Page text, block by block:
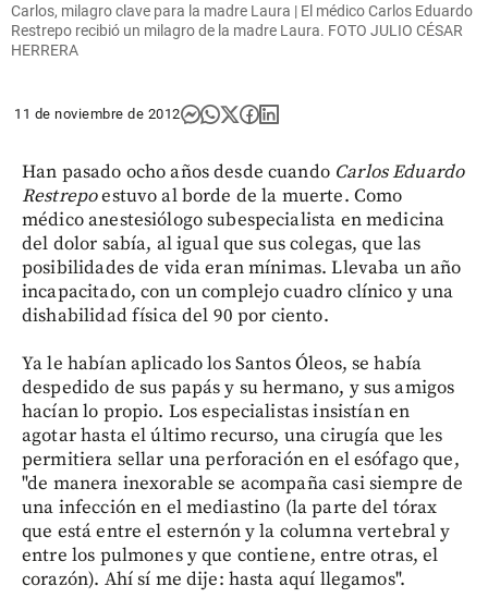
Carlos, milagro clave para la madre Laura | El médico Carlos Eduardo
Restrepo recibió un milagro de la madre Laura. FOTO JULIO CÉSAR
HERRERA
11 de noviembre de 2012
Han pasado ocho años desde cuando Carlos Eduardo
Restrepoestuvo al borde de la muerte. Como
médico anestesiólogo subespecialista en medicina
del dolor sabía, al igual que sus colegas, que las
posibilidades de vida eran mínimas. Llevaba un año
incapacitado, con un complejo cuadro clínico y una
dishabilidad física del 90 por ciento.
Ya le habían aplicado los Santos Óleos, se había
despedido de sus papás y su hermano, y sus amigos
hacían lo propio. Los especialistas insistían en
agotar hasta el último recurso, una cirugía que les
permitiera sellar una perforación en el esófago que,
"de manera inexorable se acompaña casi siempre de
una infección en el mediastino (la parte del tórax
que está entre el esternón y la columna vertebral y
entre los pulmones y que contiene, entre otras, el
corazón). Ahí sí me dije: hasta aquí llegamos".